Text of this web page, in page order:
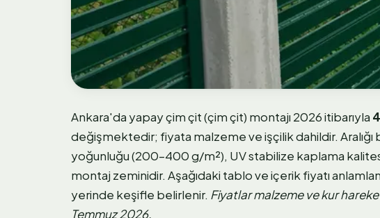
Ankara'da yapay çim çit (çim çit) montajı 2026 itibarıyla
değişmektedir; fiyata malzeme ve işçilik dahildir.
yoğunluğu (200–400 g/m²), UV stabilize kaplama
montaj zeminidir. Aşağıdaki tablo ve içerik fiyatı
yerinde keşifle belirlenir. Fiyatlar malzeme ve kur
Temmuz 2026.